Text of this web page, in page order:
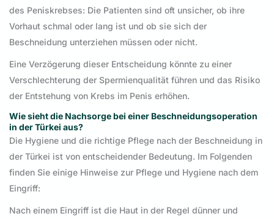
des Peniskrebses: Die Patienten sind oft unsicher, ob ihre
Vorhaut schmal oder lang ist und ob sie sich der
Beschneidung unterziehen müssen oder nicht.
Eine Verzögerung dieser Entscheidung könnte zu einer
Verschlechterung der Spermienqualität führen und das Risiko
der Entstehung von Krebs im Penis erhöhen.
Wie sieht die Nachsorge bei einer Beschneidungsoperation
in der Türkei aus?
Die Hygiene und die richtige Pflege nach der Beschneidung in
der Türkei ist von entscheidender Bedeutung. Im Folgenden
finden Sie einige Hinweise zur Pflege und Hygiene nach dem
Eingriff:
Nach einem Eingriff ist die Haut in der Regel dünner und